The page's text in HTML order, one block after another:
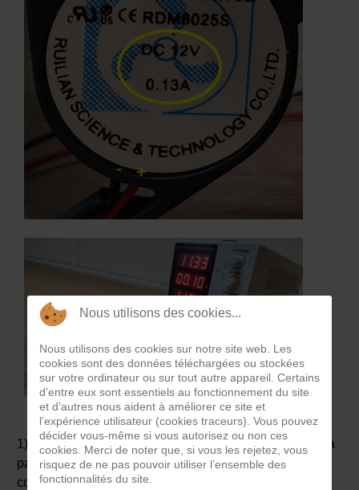
1) Repérer la tension de fonctionnement du ventilateur à
partir des inscriptions sur son corps (ici 12V en tension
continue).
Nous utilisons des cookies...
Nous utilisons des cookies sur notre site web. Les
cookies sont des données téléchargées ou stockées
sur votre ordinateur ou sur tout autre appareil. Certains
d’entre eux sont essentiels au fonctionnement du site
et d’autres nous aident à améliorer ce site et
l’expérience utilisateur (cookies traceurs). Vous pouvez
décider vous-même si vous autorisez ou non ces
cookies. Merci de noter que, si vous les rejetez, vous
risquez de ne pas pouvoir utiliser l’ensemble des
fonctionnalités du site.